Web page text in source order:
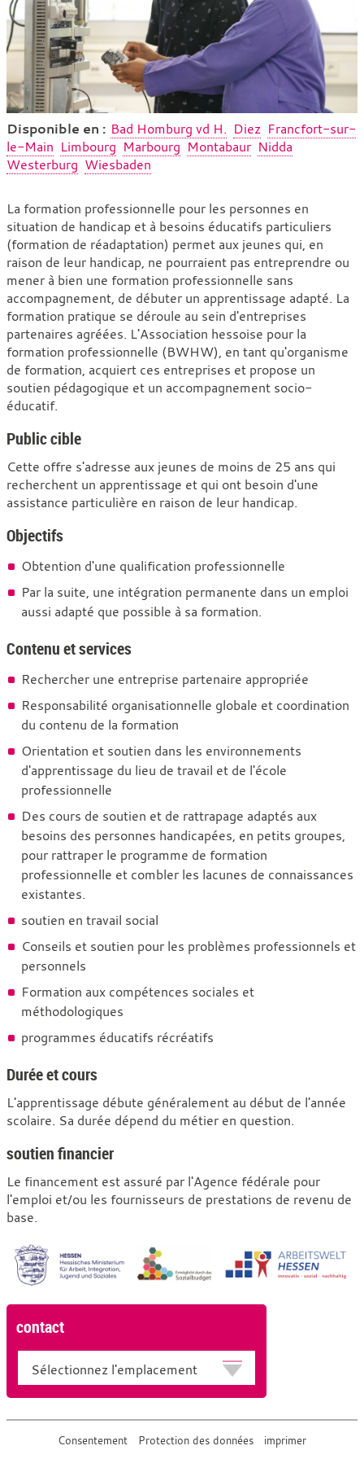
e
Disponible en : Bad Homburg vd H. Diez Francfort-sur-
le-Main Limbourg Marbourg Montabaur Nidda
Westerburg Wiesbaden
Formation
spécifique
en
réadaptation
pour
les
personnes
handicapées
[Formation
réadaptation]
La formation professionnelle pour les personnes en
situation de handicap et à besoins éducatifs particuliers
(formation de réadaptation) permet aux jeunes qui, en
raison de leur handicap, ne pourraient pas entreprendre ou
mener à bien une formation professionnelle sans
accompagnement, de débuter un apprentissage adapté. La
formation pratique se déroule au sein d'entreprises
partenaires agréées. L'Association hessoise pour la
formation professionnelle (BWHW), en tant qu'organisme
de formation, acquiert ces entreprises et propose un
soutien pédagogique et un accompagnement socio-
éducatif.
Public cible
Cette offre s'adresse aux jeunes de moins de 25 ans qui
recherchent un apprentissage et qui ont besoin d'une
assistance particulière en raison de leur handicap.
Objectifs
Obtention d'une qualification professionnelle
Par la suite, une intégration permanente dans un emploi
aussi adapté que possible à sa formation.
Contenu et services
Rechercher une entreprise partenaire appropriée
Responsabilité organisationnelle globale et coordination
du contenu de la formation
Orientation et soutien dans les environnements
d'apprentissage du lieu de travail et de l'école
professionnelle
Des cours de soutien et de rattrapage adaptés aux
besoins des personnes handicapées, en petits groupes,
pour rattraper le programme de formation
professionnelle et combler les lacunes de connaissances
existantes.
soutien en travail social
Conseils et soutien pour les problèmes professionnels et
personnels
Formation aux compétences sociales et
méthodologiques
programmes éducatifs récréatifs
Durée et cours
L'apprentissage débute généralement au début de l'année
scolaire. Sa durée dépend du métier en question.
soutien financier
Le financement est assuré par l'Agence fédérale pour
l'emploi et/ou les fournisseurs de prestations de revenu de
base.
contact
Consentement Protection des données imprimer